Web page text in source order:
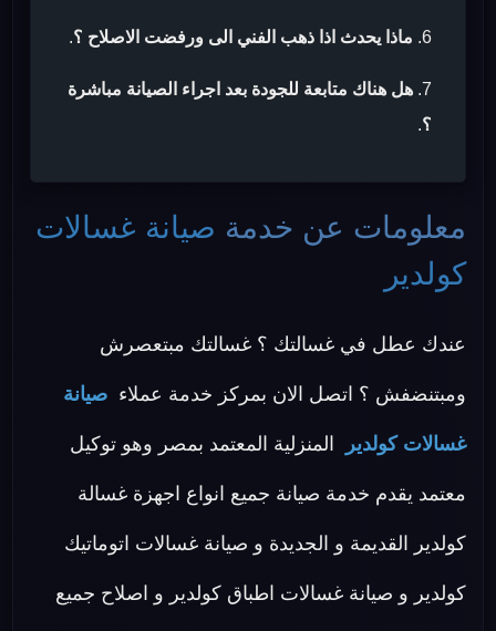
ماذا يحدث اذا ذهب الفني الى ورفضت الاصلاح ؟.
هل هناك متابعة للجودة بعد اجراء الصيانة مباشرة
؟.
معلومات عن خدمة صيانة غسالات
كولدير
عندك عطل في غسالتك ؟ غسالتك مبتعصرش
ومبتنضفش ؟ اتصل الان بمركز خدمة عملاء صيانة
غسالات كولدير المنزلية المعتمد بمصر وهو توكيل
معتمد يقدم خدمة صيانة جميع انواع اجهزة غسالة
كولدير القديمة و الجديدة و صيانة غسالات اتوماتيك
كولدير و صيانة غسالات اطباق كولدير و اصلاح جميع